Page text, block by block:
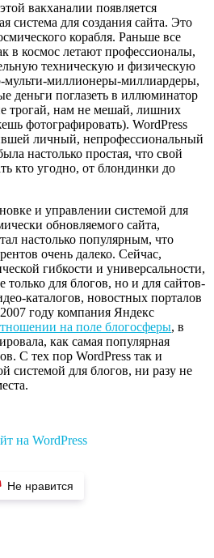
вакханалии появляется
система для создания сайта. Это
корабля. Раньше все
в космос летают профессионалы,
техническую и физическую
мульти-миллионеры-миллиардеры,
деньги поглазеть в иллюминатор
трогай, нам не мешай, лишних
фотографировать). WordPress
личный, непрофессиональный
настолько простая, что свой
кто угодно, от блондинки до
и управлении системой для
обновляемого сайта,
настолько популярным, что
очень далеко. Сейчас,
гибкости и универсальности,
только для блогов, но и для сайтов-
каталогов, новостных порталов
году компания Яндекс
на поле блогосферы, в
как самая популярная
С тех пор WordPress так и
системой для блогов, ни разу не
Не нравится